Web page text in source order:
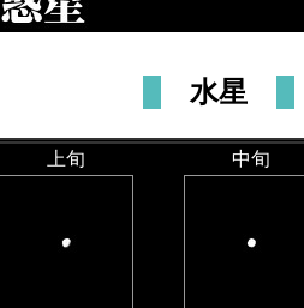
水星
上旬 中旬